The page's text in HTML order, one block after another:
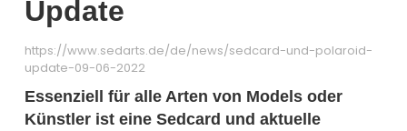
Update
https://www.sedarts.de/de/news/sedcard-und-polaroid-
update-09-06-2022
Essenziell für alle Arten von Models oder
Künstler ist eine Sedcard und aktuelle